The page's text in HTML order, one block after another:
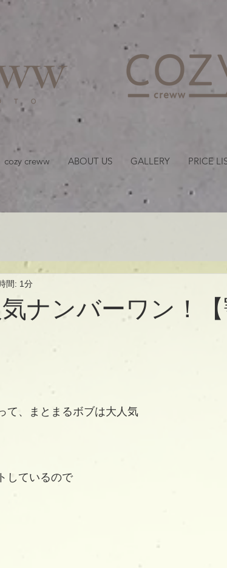
cozy creww ABOUT US GALLERY PRICE
ナンバーワン！
間: 1分
て、まとまるボブは大人気
しているので